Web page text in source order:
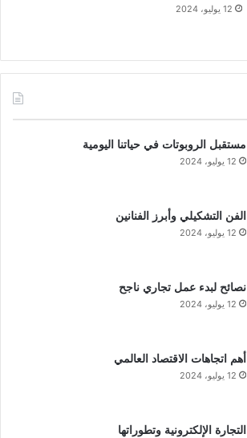
12 يوليو، 2024
مستقبل الروبوتات في حياتنا اليومية
12 يوليو، 2024
الفن التشكيلي وأبرز الفنانين
12 يوليو، 2024
نصائح لبدء عمل تجاري ناجح
12 يوليو، 2024
أهم اتجاهات الاقتصاد العالمي
12 يوليو، 2024
التجارة الإلكترونية وتطوراتها